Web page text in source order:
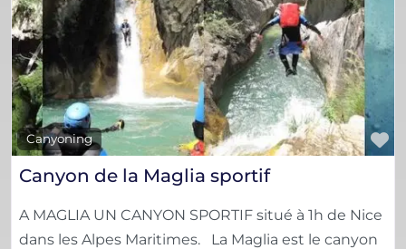
Canyoning
Canyon de la Maglia sportif
A MAGLIA UN CANYON SPORTIF situé à 1h de Nice
dans les Alpes Maritimes. La Maglia est le canyon